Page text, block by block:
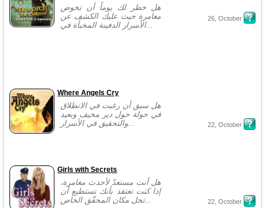
هل خطر لك يوماً أن تخوض
مغامرة حيث عليك الكشف عن
الأسرار الدفينة المخبأة في...
26, October
Where Angels Cry
هل سبق أن رغبت في الانطلاق
في حولة حول دير مخيف وبعيد
والتحقيق في الأسرار...
22, October
Girls with Secrets
هل أنت مستعدّ لأحدث مغامرة،
إذا كنت تعتقد بأنك تستطيع أن
تحل مكان المحقّق الخاص...
22, October